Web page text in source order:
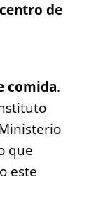
de
comida.
que
este